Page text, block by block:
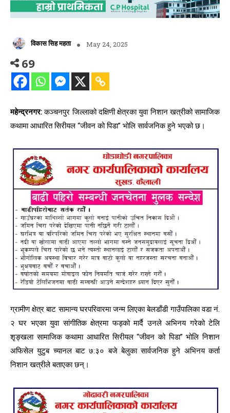
विकास सिह महता May 24, 2025
69
महेन्द्रनगर:कञ्चनपुर जिल्लाको दक्षिणी क्षेत्रका युवा निशान खत्रीको सामाजिक
कथामा आधारित सिरीयल “जीवन को पिडा” भोलि सार्वजनिक हुने भएको छ।
ग्रामीण क्षेत्र बाट सामान्य घरपरिवारमा जन्म लिएका बेलडाँडी गाउँपालिका वडा नं.
२ घर भएका युवा सांगीतिक क्षेत्रमा फड्को मार्दै उनले अभिनय गरेको टेलि
शृङ्खला सामाजिक कथामा आधारित सिरीयल “जीवन को पिडा” भोलि निशान
अफिसेल युटुब च्यानल बाट ७:३० बजे बेलुका सार्वजनिक हुने अभिनय कर्ता
निशान खत्रीले बताएका छन्।